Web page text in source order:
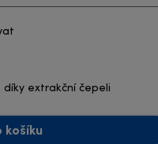
díky extrakční čepeli
košíku